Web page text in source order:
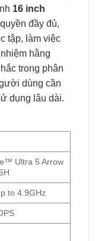
16 inch
đầy đủ,
tập, làm việc
hằng
trong phân
dùng cần
dụng lâu dài.
Ultra 5 Arrow
to 4.9GHz